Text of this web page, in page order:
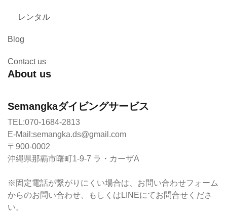
レンタル
Blog
Contact us
About us
Semangkaダイビングサービス
TEL:070-1684-2813
E-Mail:semangka.ds@gmail.com
〒900-0002
沖縄県那覇市曙町1-9-7 ラ・カーザA
※固定電話が繋がりにくい場合は、お問い合わせフォーム
からのお問い合わせ、もしくはLINEにてお問合せくださ
い。